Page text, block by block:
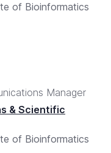
of Bioinformatics
Manager
& Scientific
of Bioinformatics